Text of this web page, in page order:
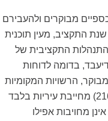
מבוקרים ולהעבירם
התקציב, מעין תוכנית
התקציבית של
בדומה לדוחות
הרשויות המקומיות
אינן מחויבות לפרסם את הדוח המלא, ופקודת העיריות (סעיף 216) מחייבת עיריות בלבד
מחויבות אפילו